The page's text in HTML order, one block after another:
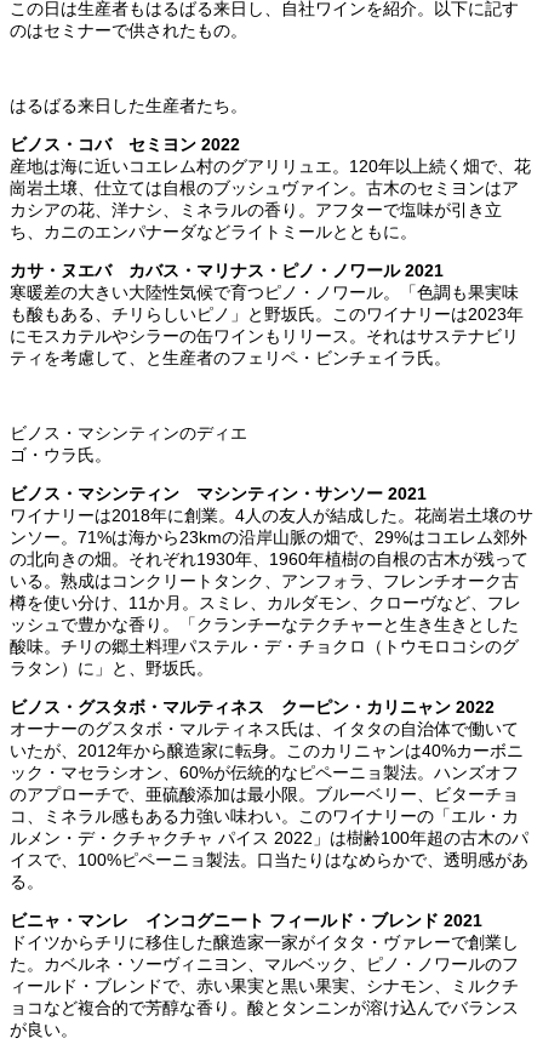
この日は生産者もはるばる来日し、自社ワインを紹介。以下に記す
のはセミナーで供されたもの。
はるばる来日した生産者たち。
ビノス・コバ セミヨン 2022
産地は海に近いコエレム村のグアリリュエ。120年以上続く畑で、花
崗岩土壌、仕立ては自根のブッシュヴァイン。古木のセミヨンはア
カシアの花、洋ナシ、ミネラルの香り。アフターで塩味が引き立
ち、カニのエンパナーダなどライトミールとともに。
カサ・ヌエバ カバス・マリナス・ピノ・ノワール 2021
寒暖差の大きい大陸性気候で育つピノ・ノワール。「色調も果実味
も酸もある、チリらしいピノ」と野坂氏。このワイナリーは2023年
にモスカテルやシラーの缶ワインもリリース。それはサステナビリ
ティを考慮して、と生産者のフェリペ・ビンチェイラ氏。
ビノス・マシンティンのディエ
ゴ・ウラ氏。
ビノス・マシンティン マシンティン・サンソー 2021
ワイナリーは2018年に創業。4人の友人が結成した。花崗岩土壌のサ
ンソー。71%は海から23kmの沿岸山脈の畑で、29%はコエレム郊外
の北向きの畑。それぞれ1930年、1960年植樹の自根の古木が残って
いる。熟成はコンクリートタンク、アンフォラ、フレンチオーク古
樽を使い分け、11か月。スミレ、カルダモン、クローヴなど、フレ
ッシュで豊かな香り。「クランチーなテクチャーと生き生きとした
酸味。チリの郷土料理パステル・デ・チョクロ（トウモロコシのグ
ラタン）に」と、野坂氏。
ビノス・グスタボ・マルティネス クーピン・カリニャン 2022
オーナーのグスタボ・マルティネス氏は、イタタの自治体で働いて
いたが、2012年から醸造家に転身。このカリニャンは40%カーボニ
ック・マセラシオン、60%が伝統的なピペーニョ製法。ハンズオフ
のアプローチで、亜硫酸添加は最小限。ブルーベリー、ビターチョ
コ、ミネラル感もある力強い味わい。このワイナリーの「エル・カ
ルメン・デ・クチャクチャ パイス 2022」は樹齢100年超の古木のパ
イスで、100%ピペーニョ製法。口当たりはなめらかで、透明感があ
る。
ビニャ・マンレ インコグニート フィールド・ブレンド 2021
ドイツからチリに移住した醸造家一家がイタタ・ヴァレーで創業し
た。カベルネ・ソーヴィニヨン、マルベック、ピノ・ノワールのフ
ィールド・ブレンドで、赤い果実と黒い果実、シナモン、ミルクチ
ョコなど複合的で芳醇な香り。酸とタンニンが溶け込んでバランス
が良い。